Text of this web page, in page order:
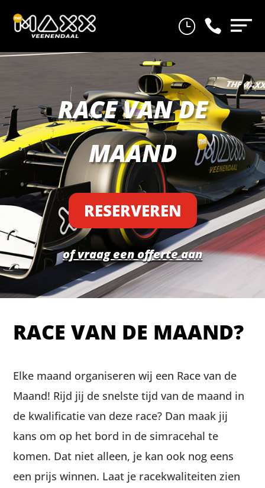

}
RACE VAN DE
MAAND
RESERVEREN
of vraag een offerte aan
RACE VAN DE MAAND?
Elke maand organiseren wij een Race van de
Maand! Rijd jij de snelste tijd van de maand in
de kwalificatie van deze race? Dan maak jij
kans om op het bord in de simracehal te
komen. Dat niet alleen, je kan ook nog eens
een prijs winnen. Laat je racekwaliteiten zien